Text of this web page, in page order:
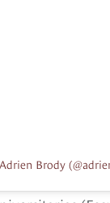
Brody